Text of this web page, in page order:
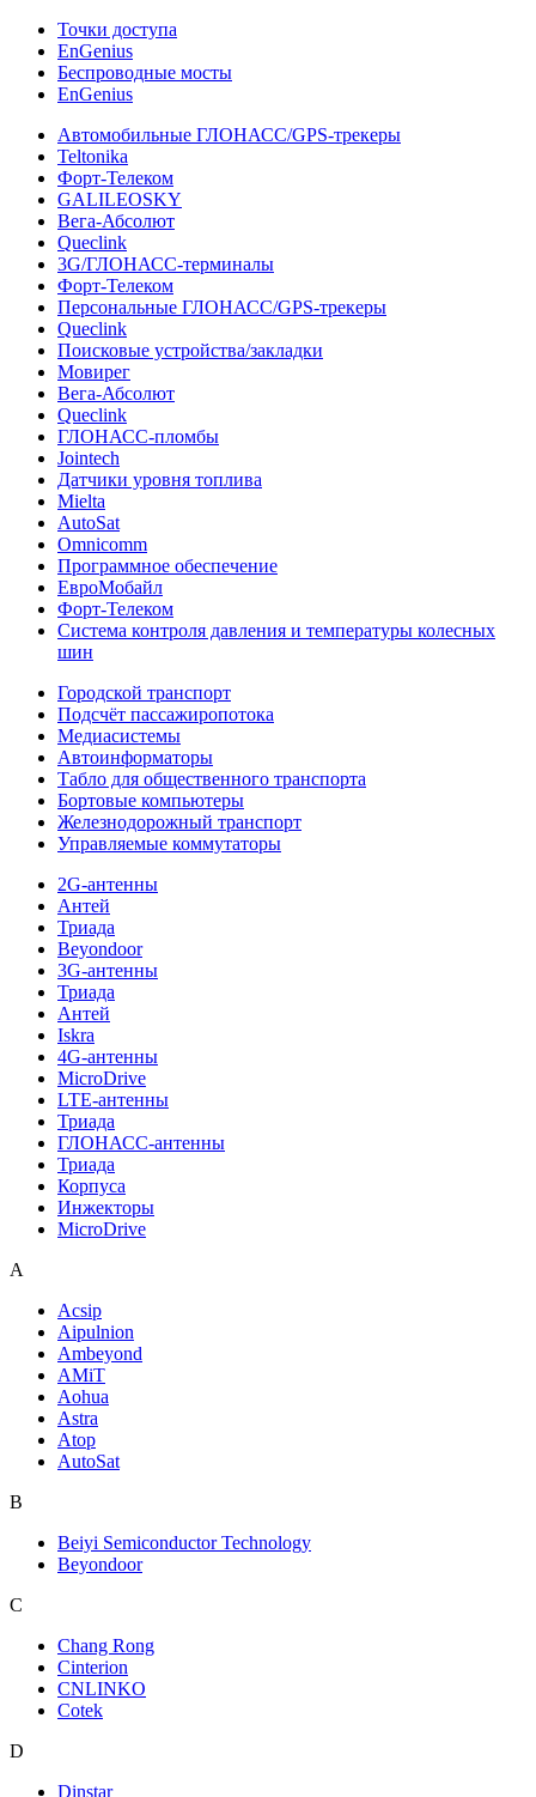
Точки доступа
EnGenius
Беспроводные мосты
EnGenius
Автомобильные ГЛОНАСС/GPS-трекеры
Teltonika
Форт-Телеком
GALILEOSKY
Вега-Абсолют
Queclink
3G/ГЛОНАСС-терминалы
Форт-Телеком
Персональные ГЛОНАСС/GPS-трекеры
Queclink
Поисковые устройства/закладки
Мовирег
Вега-Абсолют
Queclink
ГЛОНАСС-пломбы
Jointech
Датчики уровня топлива
Mielta
AutoSat
Omnicomm
Программное обеспечение
ЕвроМобайл
Форт-Телеком
Система контроля давления и температуры колесных
шин
Городской транспорт
Подсчёт пассажиропотока
Медиасистемы
Автоинформаторы
Табло для общественного транспорта
Бортовые компьютеры
Железнодорожный транспорт
Управляемые коммутаторы
2G-антенны
Антей
Триада
Beyondoor
3G-антенны
Триада
Антей
Iskra
4G-антенны
MicroDrive
LTE-антенны
Триада
ГЛОНАСС-антенны
Триада
Корпуса
Инжекторы
MicroDrive
A
Acsip
Aipulnion
Ambeyond
AMiT
Aohua
Astra
Atop
AutoSat
B
Beiyi Semiconductor Technology
Beyondoor
C
Chang Rong
Cinterion
CNLINKO
Cotek
D
Dinstar